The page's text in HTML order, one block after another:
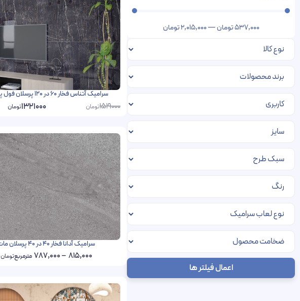
537,000تومان—
2,015,000تومان
اعمال فیلتر ها
سرامیک آتناس فخار 60 در 120 پرسلان فول پولیش
1519000تومان 1321000تومان
سرامیک آدانا فخار 40 در 40 پرسلان مات
815,000
–
787,000 مترمربعتومان